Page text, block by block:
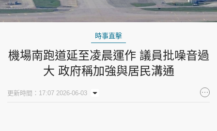
東周食玩通 會員活動
玄學靈異 東周專欄
時事直擊
機場南跑道延至凌晨運作 議員批噪音過
大 政府稱加強與居民溝通
更新時間：17:07 2026-06-03